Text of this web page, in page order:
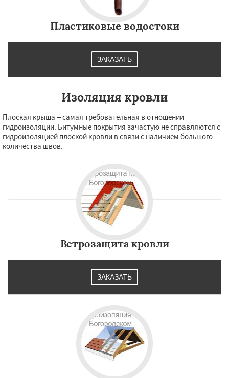
Пластиковые водостоки
ЗАКАЗАТЬ
Изоляция кровли
Плоская крыша – самая требовательная в отношении
гидроизоляции. Битумные покрытия зачастую не справляются с
гидроизоляцией плоской кровли в связи с наличием большого
количества швов.
Ветрозащита кровли
ЗАКАЗАТЬ